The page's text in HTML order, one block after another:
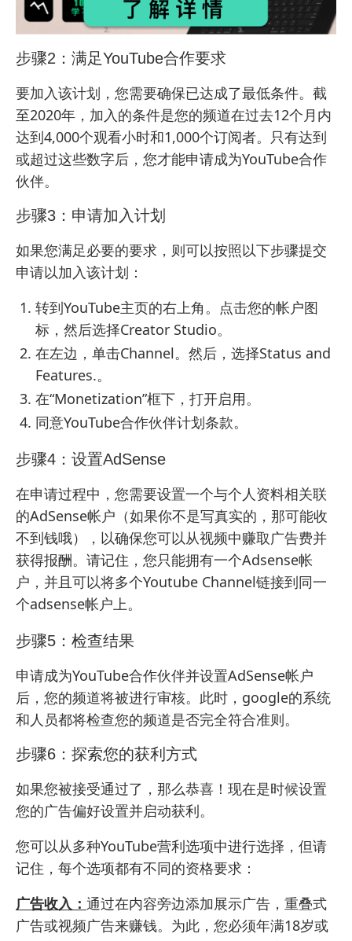
步骤2：满足YouTube合作要求
要加入该计划，您需要确保已达成了最低条件。截
至2020年，加入的条件是您的频道在过去12个月内
达到4,000个观看小时和1,000个订阅者。只有达到
或超过这些数字后，您才能申请成为YouTube合作
伙伴。
步骤3：申请加入计划
如果您满足必要的要求，则可以按照以下步骤提交
申请以加入该计划：
转到YouTube主页的右上角。点击您的帐户图
标，然后选择Creator Studio。
在左边，单击Channel。然后，选择Status and
Features.。
在“Monetization”框下，打开启用。
同意YouTube合作伙伴计划条款。
步骤4：设置AdSense
在申请过程中，您需要设置一个与个人资料相关联
的AdSense帐户（如果你不是写真实的，那可能收
不到钱哦），以确保您可以从视频中赚取广告费并
获得报酬。请记住，您只能拥有一个Adsense帐
户，并且可以将多个Youtube Channel链接到同一
个adsense帐户上。
步骤5：检查结果
申请成为YouTube合作伙伴并设置AdSense帐户
后，您的频道将被进行审核。此时，google的系统
和人员都将检查您的频道是否完全符合准则。
步骤6：探索您的获利方式
如果您被接受通过了，那么恭喜！现在是时候设置
您的广告偏好设置并启动获利。
您可以从多种YouTube营利选项中进行选择，但请
记住，每个选项都有不同的资格要求：
广告收入： 通过在内容旁边添加展示广告，重叠式
广告或视频广告来赚钱。为此，您必须年满18岁或